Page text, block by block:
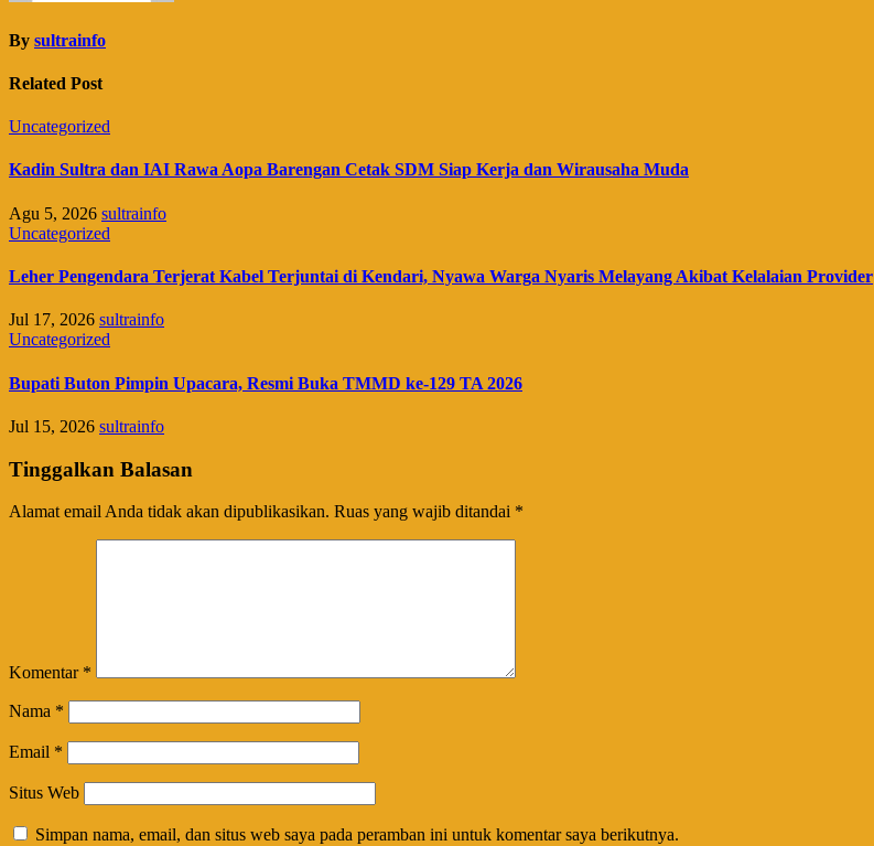
By sultrainfo
Related Post
Uncategorized
Kadin Sultra dan IAI Rawa Aopa Barengan Cetak SDM Siap Kerja dan Wirausaha Muda
Agu 5, 2026 sultrainfo
Uncategorized
Leher Pengendara Terjerat Kabel Terjuntai di Kendari, Nyawa Warga Nyaris Melayang Akibat Kelalaian Provider
Jul 17, 2026 sultrainfo
Uncategorized
Bupati Buton Pimpin Upacara, Resmi Buka TMMD ke-129 TA 2026
Jul 15, 2026 sultrainfo
Tinggalkan Balasan
Alamat email Anda tidak akan dipublikasikan. Ruas yang wajib ditandai *
Komentar *
Nama *
Email *
Situs Web
Simpan nama, email, dan situs web saya pada peramban ini untuk komentar saya berikutnya.